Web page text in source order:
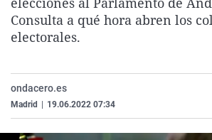
Consulta a qué hora abren los
electorales.
ondacero.es
Madrid 19.06.2022 07:34